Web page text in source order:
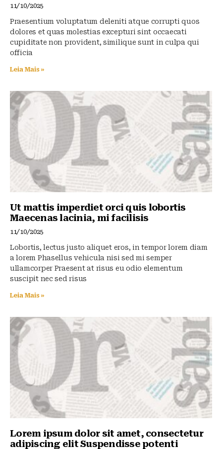
11/10/2025
Praesentium voluptatum deleniti atque corrupti quos
dolores et quas molestias excepturi sint occaecati
cupiditate non provident, similique sunt in culpa qui
officia
Leia Mais »
Ut mattis imperdiet orci quis lobortis
Maecenas lacinia, mi facilisis
11/10/2025
Lobortis, lectus justo aliquet eros, in tempor lorem diam
a lorem Phasellus vehicula nisi sed mi semper
ullamcorper Praesent at risus eu odio elementum
suscipit nec sed risus
Leia Mais »
Lorem ipsum dolor sit amet, consectetur
adipiscing elit Suspendisse potenti